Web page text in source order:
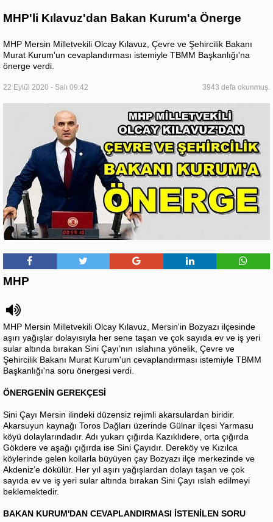
MHP'li Kılavuz'dan Bakan Kurum'a Önerge
MHP Mersin Milletvekili Olcay Kılavuz, Çevre ve Şehircilik Bakanı
Murat Kurum'un cevaplandırması istemiyle TBMM Başkanlığı'na
önerge verdi.
22 Eylül 2020 - Salı 09:42 3943 defa okunmuş.
MHP
MHP Mersin Milletvekili Olcay Kılavuz, Mersin'in Bozyazı ilçesinde
aşırı yağışlar dolayısıyla her sene taşan ve çok sayıda ev ve iş yeri
sular altında bırakan Sini Çayı’nın ıslahına yönelik, Çevre ve
Şehircilik Bakanı Murat Kurum'un cevaplandırması istemiyle TBMM
Başkanlığı'na soru önergesi verdi.
ÖNERGENİN GEREKÇESİ
Sini Çayı Mersin ilindeki düzensiz rejimli akarsulardan biridir.
Akarsuyun kaynağı Toros Dağları üzerinde Gülnar ilçesi Yarmasu
köyü dolaylarındadır. Adı yukarı çığırda Kazıklıdere, orta çığırda
Gökdere ve aşağı çığırda ise Sini Çayıdır. Dereköy ve Kızılca
köylerinde gelen kollarla büyüyen çay Bozyazı ilçe merkezinde ve
Akdeniz’e dökülür. Her yıl aşırı yağışlardan dolayı taşan ve çok
sayıda ev ve iş yeri sular altında bırakan Sini Çayı ıslah edilmeyi
beklemektedir.
BAKAN KURUM'DAN CEVAPLANDIRMASI İSTENİLEN SORU